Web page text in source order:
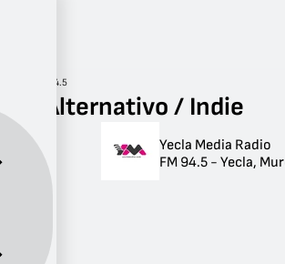
FM 94.5
de Alternativo / Indie
de
Yecla Media Radio
FM 94.5 - Yecla,